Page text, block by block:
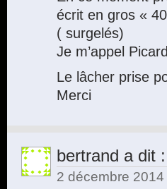
écrit en gros «
( surgelés)
Je m’appel
Le lâcher prise
Merci
bertrand a dit :
2 décembre